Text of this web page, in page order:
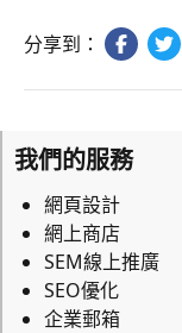
分享到：
我們的服務
網頁設計
網上商店
SEM線上推廣
SEO優化
企業郵箱